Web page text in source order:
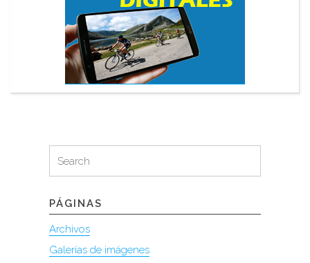
for:
Search
PÁGINAS
Archivos
Galerías de imágenes